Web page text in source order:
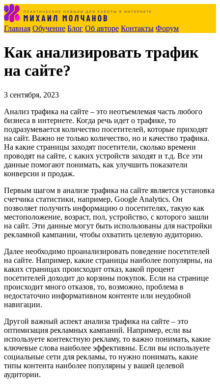
Главная Обучение Блог Об авторе Контакты Форум
Как анализировать трафик
на сайте?
3 сентября, 2023
Анализ трафика на сайте – это неотъемлемая часть любого
бизнеса в интернете. Когда речь идет о трафике, то
подразумевается количество посетителей, которые приходят
на сайт. Важно не только количество, но и качество трафика.
На какие страницы заходят посетители, сколько времени
проводят на сайте, с каких устройств заходят и т.д. Все эти
данные помогают понимать, как улучшить показатели
конверсии и продаж.
Первым шагом в анализе трафика на сайте является установка
счетчика статистики, например, Google Analytics. Он
позволяет получить информацию о посетителях, такую как
местоположение, возраст, пол, устройство, с которого зашли
на сайт. Эти данные могут быть использованы для настройки
рекламной кампании, чтобы охватить целевую аудиторию.
Далее необходимо проанализировать поведение посетителей
на сайте. Например, какие страницы наиболее популярны, на
каких страницах происходит отказ, какой процент
посетителей доходит до корзины покупок. Если на странице
происходит много отказов, то, возможно, проблема в
недостаточно информативном контенте или неудобной
навигации.
Другой важный аспект анализа трафика на сайте – это
оптимизация рекламных кампаний. Например, если вы
используете контекстную рекламу, то важно понимать, какие
ключевые слова наиболее эффективны. Если вы используете
социальные сети для рекламы, то нужно понимать, какие
типы контента наиболее популярны у вашей целевой
аудитории.